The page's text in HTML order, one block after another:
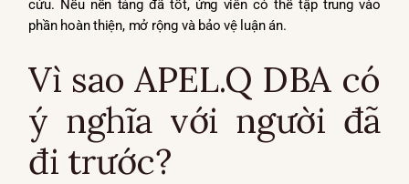
cứu. Nếu nền tảng đã tốt, ứng viên có thể tập trung vào
phần hoàn thiện, mở rộng và bảo vệ luận án.
Vì sao APEL.Q DBA có
ý nghĩa với người đã
đi trước?